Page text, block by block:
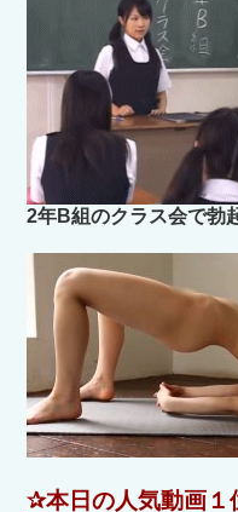
2年B組のクラス会で勃
✰本日の人気動画